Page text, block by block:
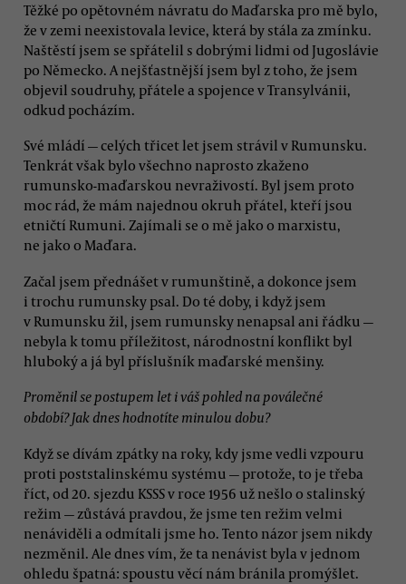
Těžké po opětovném návratu do Maďarska pro mě bylo,
že v zemi neexistovala levice, která by stála za zmínku.
Naštěstí jsem se spřátelil s dobrými lidmi od Jugoslávie
po Německo. A nejšťastnější jsem byl z toho, že jsem
objevil soudruhy, přátele a spojence v Transylvánii,
odkud pocházím.
Své mládí — celých třicet let jsem strávil v Rumunsku.
Tenkrát však bylo všechno naprosto zkaženo
rumunsko-maďarskou nevraživostí. Byl jsem proto
moc rád, že mám najednou okruh přátel, kteří jsou
etničtí Rumuni. Zajímali se o mě jako o marxistu,
ne jako o Maďara.
Začal jsem přednášet v rumunštině, a dokonce jsem
i trochu rumunsky psal. Do té doby, i když jsem
v Rumunsku žil, jsem rumunsky nenapsal ani řádku —
nebyla k tomu příležitost, národnostní konflikt byl
hluboký a já byl příslušník maďarské menšiny.
Proměnil se postupem let i váš pohled na poválečné
období? Jak dnes hodnotíte minulou dobu?
Když se dívám zpátky na roky, kdy jsme vedli vzpouru
proti poststalinskému systému — protože, to je třeba
říct, od 20. sjezdu KSSS v roce 1956 už nešlo o stalinský
režim — zůstává pravdou, že jsme ten režim velmi
nenáviděli a odmítali jsme ho. Tento názor jsem nikdy
nezměnil. Ale dnes vím, že ta nenávist byla v jednom
ohledu špatná: spoustu věcí nám bránila promýšlet.